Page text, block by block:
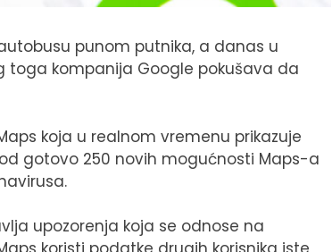
punom putnika, a danas u
toga kompanija Google pokušava da
koja u realnom vremenu prikazuje
gotovo 250 novih mogućnosti Maps-a
upozorenja koja se odnose na